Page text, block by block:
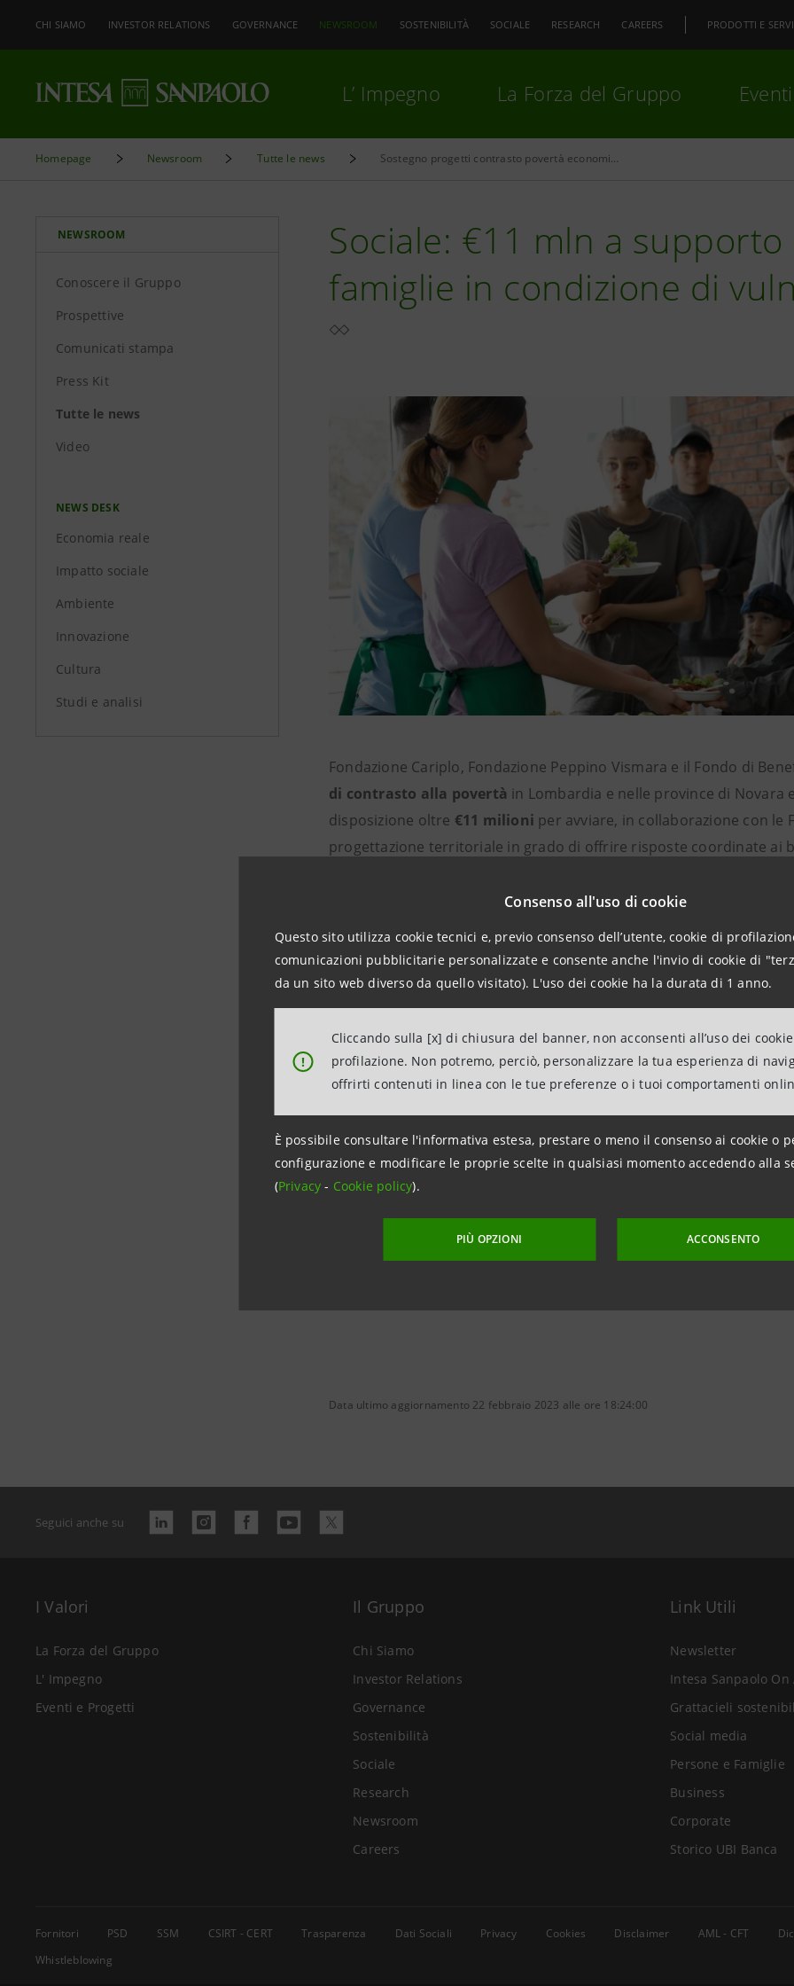
Consenso all'uso di cookie
Questo sito utilizza cookie tecnici e, previo consenso dell’utente, cookie di
comunicazioni pubblicitarie personalizzate e consente anche l'invio di cookie di
da un sito web diverso da quello visitato). L'uso dei cookie ha la durata di 1 anno.
!
Cliccando sulla [x] di chiusura del banner, non acconsenti all’uso dei
profilazione. Non potremo, perciò, personalizzare la tua esperienza di
offrirti contenuti in linea con le tue preferenze o i tuoi comportamenti
È possibile consultare l'informativa estesa, prestare o meno il consenso ai cookie o
configurazione e modificare le proprie scelte in qualsiasi momento accedendo alla
(Privacy- Cookie policy).
PIÙ OPZIONI ACCONSENTO
CHI SIAMO INVESTOR RELATIONS GOVERNANCE NEWSROOM SOSTENIBILITÀ SOCIALE RESEARCH CAREERS PRODOTTI E
L’ Impegno La Forza del Gruppo
Homepage Newsroom Tutte le news Sostegno progetti contrasto povertà economica
NEWSROOM
Conoscere il Gruppo
Prospettive
Comunicati stampa
Press Kit
Tutte le news
Video
NEWS DESK
Economia reale
Impatto sociale
Ambiente
Innovazione
Cultura
Studi e analisi
Sociale: €11 mln a
famiglie in condizione di
Fondazione Cariplo, Fondazione Peppino Vismara e il Fondo di
di contrasto alla povertà in Lombardia e nelle province di Novara
disposizione oltre €11 milioni per avviare, in collaborazione con le
progettazione territoriale in grado di offrire risposte coordinate ai
Obiettivo dell’iniziativa
è quello di rispondere al progressivo
economiche, con particolare attenzione ai nuclei familiari con figli
del territorio.
I primi 22 progetti selezionati, che partiranno nel corso del 2023,
territori di Bergamo, Brescia, Como, Cremona, Lodi, Mantova,
Olona e Varese.
Il Fondo di Beneficenza di Intesa Sanpaolofornisce un apporto
sociali delPiano di Impresa 2022-2025del Gruppo per contribuire
fragilità e alle disuguaglianze.
Data ultimo aggiornamento 22 febbraio 2023 alle ore 18:24:00
Seguici anche su
I Valori
La Forza del Gruppo
L' Impegno
Eventi e Progetti
Il Gruppo
Chi Siamo
Investor Relations
Governance
Sostenibilità
Sociale
Research
Newsroom
Careers
Link Utili
Newsletter
Intesa Sanpaolo On
Grattacieli
Social media
Persone e Famiglie
Business
Corporate
Storico UBI Banca
Fornitori PSD SSM CSIRT - CERT Trasparenza Dati Sociali Privacy Cookies Disclaimer AML - CFT
Whistleblowing